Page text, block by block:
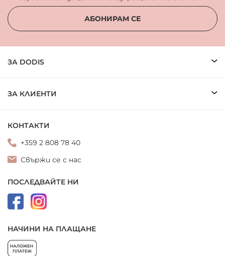
АБОНИРАМ СЕ
ЗА DODIS
ЗА КЛИЕНТИ
КОНТАКТИ
+359 2 808 78 40
Свържи се с нас
ПОСЛЕДВАЙТЕ НИ
НАЧИНИ НА ПЛАЩАНЕ